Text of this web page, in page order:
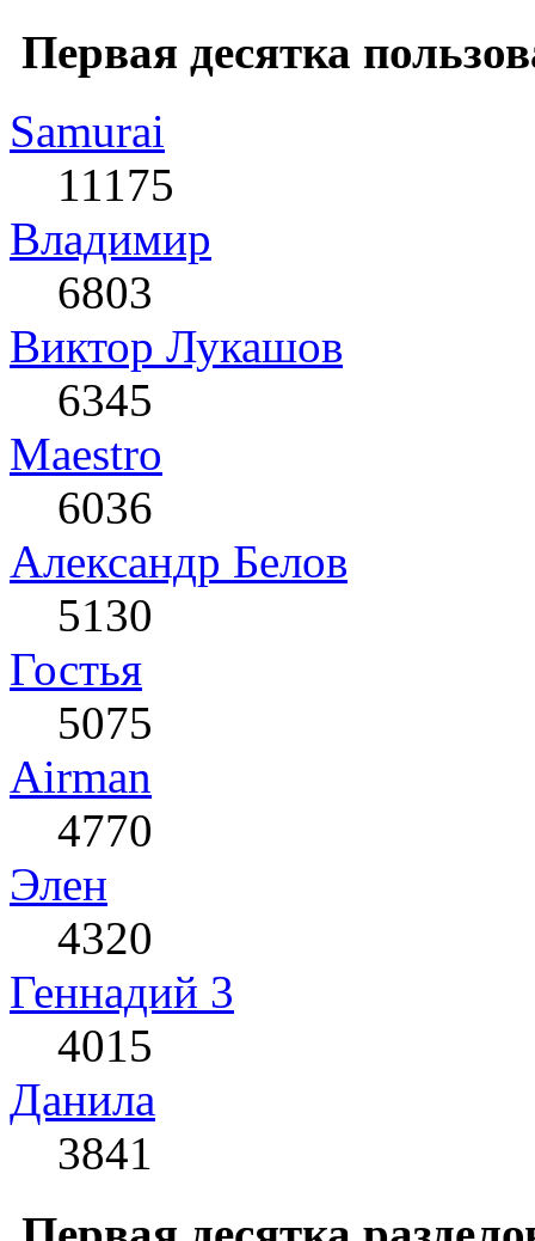
Первая десятка
Samurai
11175
Влaдимир
6803
Виктор Лукашов
6345
Maestro
6036
Александр Белов
5130
Гостья
5075
Airman
4770
Элен
4320
Геннадий 3
4015
Данила
3841